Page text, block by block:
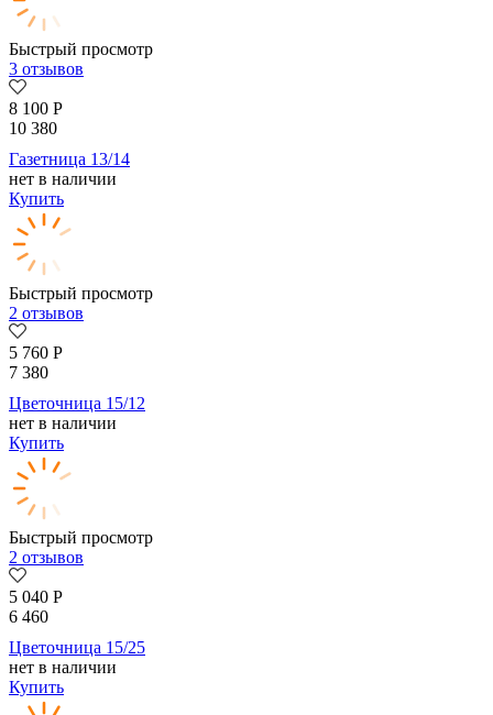
Быстрый просмотр
3 отзывов
8 100 Р
10 380
Газетница 13/14
нет в наличии
Купить
Быстрый просмотр
2 отзывов
5 760 Р
7 380
Цветочница 15/12
нет в наличии
Купить
Быстрый просмотр
2 отзывов
5 040 Р
6 460
Цветочница 15/25
нет в наличии
Купить